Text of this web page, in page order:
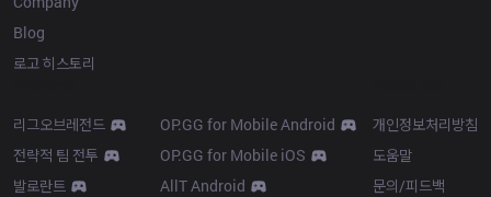
Blog
로고 히스토리
리그오브레전드
전략적 팀 전투
발로란트
OP.GG for Mobile Android
OP.GG for Mobile iOS
AllT Android
개인정보처리방침
도움말
문의/피드백